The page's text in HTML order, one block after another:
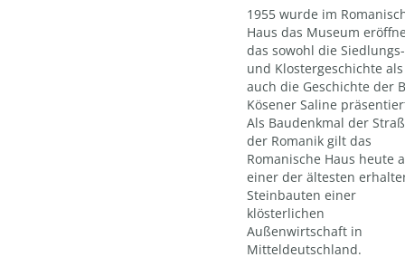
1955 wurde im
Haus das Museum
das sowohl die Siedlungs-
und Klostergeschichte als
auch die Geschichte der
Kösener Saline
Als Baudenkmal der
der Romanik gilt das
Romanische Haus heute
einer der ältesten
Steinbauten einer
klösterlichen
Außenwirtschaft in
Mitteldeutschland.